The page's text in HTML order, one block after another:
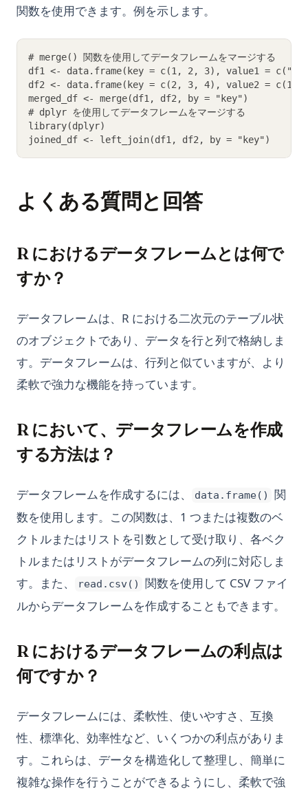
関数を使用できます。例を示します。
# merge() 関数を使用してデータフレームをマージする
df1 <- data.frame(key = c(1, 2, 3), value1 =
df2 <- data.frame(key = c(2, 3, 4), value2 = c(1,
merged_df <- merge(df1, df2, by = "key")
# dplyr を使用してデータフレームをマージする
library(dplyr)
joined_df <- left_join(df1, df2, by = "key")
よくある質問と回答
R におけるデータフレームとは何で
すか？
データフレームは、R における二次元のテーブル状
のオブジェクトであり、データを行と列で格納しま
す。データフレームは、行列と似ていますが、より
柔軟で強力な機能を持っています。
R において、データフレームを作成
する方法は？
データフレームを作成するには、 data.frame()
関
数を使用します。この関数は、1 つまたは複数のベ
クトルまたはリストを引数として受け取り、各ベク
トルまたはリストがデータフレームの列に対応しま
す。また、
read.csv()
関数を使用して CSV ファイ
ルからデータフレームを作成することもできます。
R におけるデータフレームの利点は
何ですか？
データフレームには、柔軟性、使いやすさ、互換
性、標準化、効率性など、いくつかの利点がありま
す。これらは、データを構造化して整理し、簡単に
複雑な操作を行うことができるようにし、柔軟で強